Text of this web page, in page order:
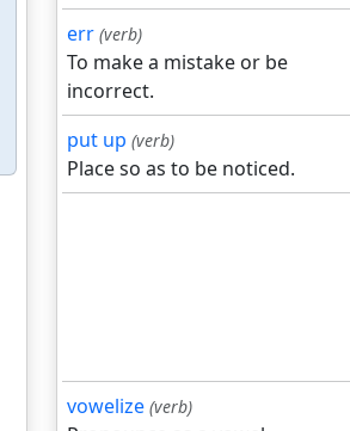
err (verb)
To make a mistake or be
incorrect.
put up (verb)
Place so as to be noticed.
vowelize (verb)